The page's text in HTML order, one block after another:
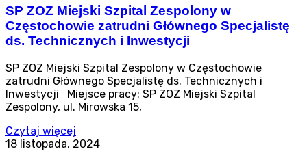
SP ZOZ Miejski Szpital Zespolony w
Częstochowie zatrudni Głównego Specjalistę
ds. Technicznych i Inwestycji
SP ZOZ Miejski Szpital Zespolony w Częstochowie
zatrudni Głównego Specjalistę ds. Technicznych i
Inwestycji Miejsce pracy: SP ZOZ Miejski Szpital
Zespolony, ul. Mirowska 15,
Czytaj więcej
18 listopada, 2024